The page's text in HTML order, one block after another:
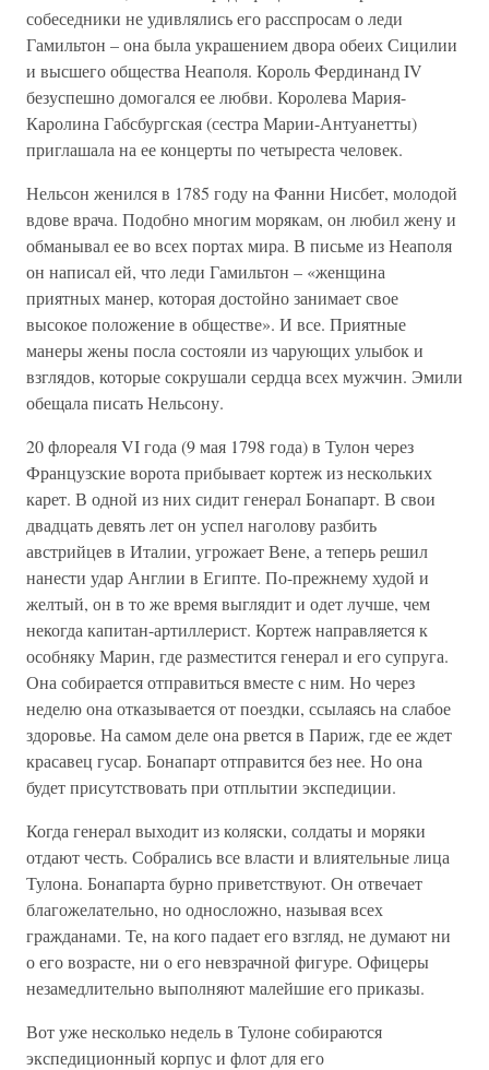
собеседники не удивлялись его расспросам о леди
Гамильтон – она была украшением двора обеих Сицилии
и высшего общества Неаполя. Король Фердинанд IV
безуспешно домогался ее любви. Королева Мария-
Каролина Габсбургская (сестра Марии-Антуанетты)
приглашала на ее концерты по четыреста человек.
Нельсон женился в 1785 году на Фанни Нисбет, молодой
вдове врача. Подобно многим морякам, он любил жену и
обманывал ее во всех портах мира. В письме из Неаполя
он написал ей, что леди Гамильтон – «женщина
приятных манер, которая достойно занимает свое
высокое положение в обществе». И все. Приятные
манеры жены посла состояли из чарующих улыбок и
взглядов, которые сокрушали сердца всех мужчин. Эмили
обещала писать Нельсону.
20 флореаля VI года (9 мая 1798 года) в Тулон через
Французские ворота прибывает кортеж из нескольких
карет. В одной из них сидит генерал Бонапарт. В свои
двадцать девять лет он успел наголову разбить
австрийцев в Италии, угрожает Вене, а теперь решил
нанести удар Англии в Египте. По-прежнему худой и
желтый, он в то же время выглядит и одет лучше, чем
некогда капитан-артиллерист. Кортеж направляется к
особняку Марин, где разместится генерал и его супруга.
Она собирается отправиться вместе с ним. Но через
неделю она отказывается от поездки, ссылаясь на слабое
здоровье. На самом деле она рвется в Париж, где ее ждет
красавец гусар. Бонапарт отправится без нее. Но она
будет присутствовать при отплытии экспедиции.
Когда генерал выходит из коляски, солдаты и моряки
отдают честь. Собрались все власти и влиятельные лица
Тулона. Бонапарта бурно приветствуют. Он отвечает
благожелательно, но односложно, называя всех
гражданами. Те, на кого падает его взгляд, не думают ни
о его возрасте, ни о его невзрачной фигуре. Офицеры
незамедлительно выполняют малейшие его приказы.
Вот уже несколько недель в Тулоне собираются
экспедиционный корпус и флот для его